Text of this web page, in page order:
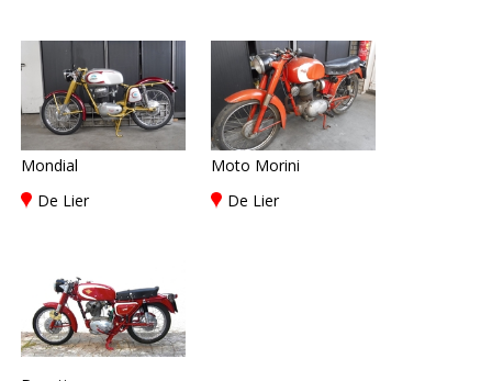
Mondial
De Lier
Moto Morini
De Lier